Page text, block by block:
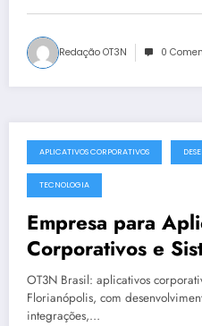
Redação OT3N 0
julho 19, 2025
APLICATIVOS CORPORATIVOS
TECNOLOGIA
Empresa para
Corporativos e
Instáveis em
Brasil – Guia
OT3N Brasil: aplicativos
Florianópolis, com
integrações,…